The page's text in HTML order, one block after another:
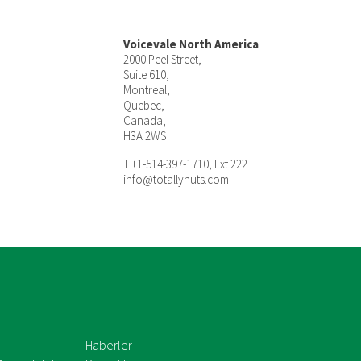
Voicevale North America
2000 Peel Street,
Suite 610,
Montreal,
Quebec,
Canada,
H3A 2WS
T +1-514-397-1710, Ext 222
info@totallynuts.com
Haberler